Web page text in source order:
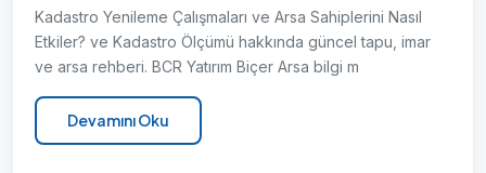
Kadastro Yenileme Çalışmaları ve Arsa Sahiplerini Nasıl
Etkiler? ve Kadastro Ölçümü hakkında güncel tapu, imar
ve arsa rehberi. BCR Yatırım Biçer Arsa bilgi m
Devamını Oku